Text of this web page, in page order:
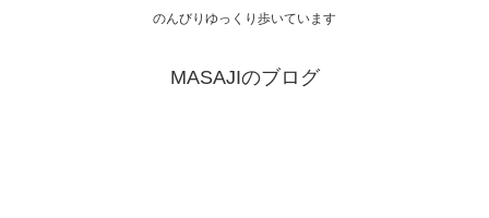
のんびりゆっくり歩いています
MASAJIのブログ